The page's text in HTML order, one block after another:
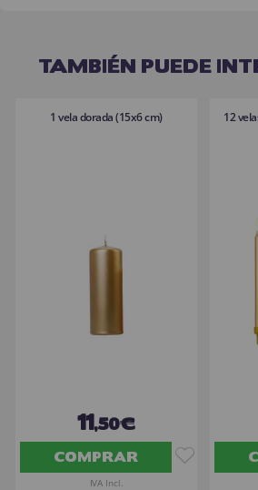
TAMBIÉN PUEDE
1 vela dorada (15x6 cm)
11,50€
COMPRAR
IVA Incl.
12